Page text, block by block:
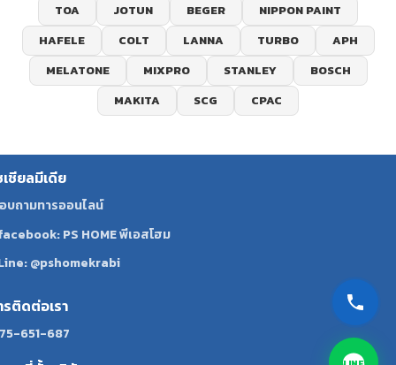
TOA JOTUN BEGER
NIPPON PAINT
HAFELE
COLT LANNA TURBO
APH
MELATONE
MIXPRO STANLEY
BOSCH
MAKITA
SCG CPAC
เชียลมีเดีย
บถามทารออนไลน์
PS HOME พีเอสโฮม
@pshomekrabi
รติดต่อเรา
651-687